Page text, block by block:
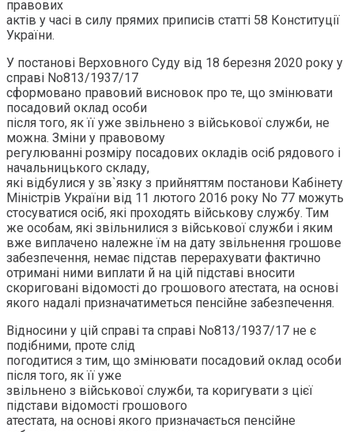
правових
актів у часі в силу прямих приписів статті 58 Конституції
України.
У постанові Верховного Суду від 18 березня 2020 року у
справі No813/1937/17
сформовано правовий висновок про те, що змінювати
посадовий оклад особи
після того, як її уже звільнено з військової служби, не
можна. Зміни у правовому
регулюванні розміру посадових окладів осіб рядового і
начальницького складу,
які відбулися у зв`язку з прийняттям постанови Кабінету
Міністрів України від 11 лютого 2016 року No 77 можуть
стосуватися осіб, які проходять військову службу. Тим
же особам, які звільнилися з військової служби і яким
вже виплачено належне їм на дату звільнення грошове
забезпечення, немає підстав перерахувати фактично
отримані ними виплати й на цій підставі вносити
скориговані відомості до грошового атестата, на основі
якого надалі призначатиметься пенсійне забезпечення.
Відносини у цій справі та справі No813/1937/17 не є
подібними, проте слід
погодитися з тим, що змінювати посадовий оклад особи
після того, як її уже
звільнено з військової служби, та коригувати з цієї
підстави відомості грошового
атестата, на основі якого призначається пенсійне